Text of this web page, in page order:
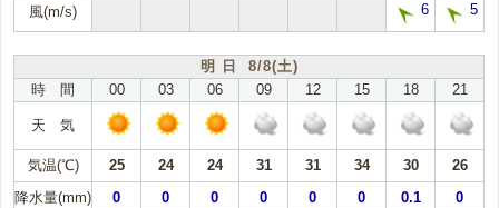
風(m/s) 6 5
明 日 8/8(土)
時 間
00 03 06 09 12 15 18 21
天 気
気温(℃) 25 24 24 31 31 34 30
26
降水量(mm)
0 0 0 0 0 0 0.1 0